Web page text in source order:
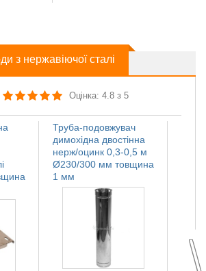
з нержавіючої сталі
Оцінка: 4.8 з 5
Труба-подовжувач
димохідна двостінна
нерж/оцинк 0,3-0,5 м
Ø230/300 мм товщина
1 мм